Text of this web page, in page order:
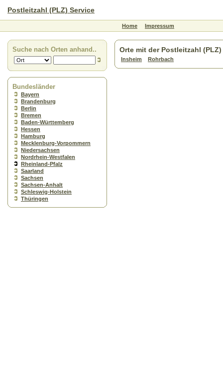
Postleitzahl (PLZ) Service
Home Impressum
Suche nach Orten anhand..
Bundesländer
Bayern
Brandenburg
Berlin
Bremen
Baden-Württemberg
Hessen
Hamburg
Mecklenburg-Vorpommern
Niedersachsen
Nordrhein-Westfalen
Rheinland-Pfalz
Saarland
Sachsen
Sachsen-Anhalt
Schleswig-Holstein
Thüringen
Orte mit der Postleitzahl (PLZ)
Insheim Rohrbach